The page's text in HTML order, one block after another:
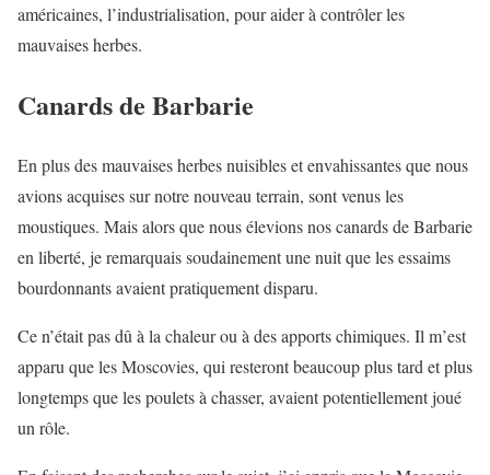
américaines, l’industrialisation, pour aider à contrôler les
mauvaises herbes.
Canards de Barbarie
En plus des mauvaises herbes nuisibles et envahissantes que nous
avions acquises sur notre nouveau terrain, sont venus les
moustiques. Mais alors que nous élevions nos canards de Barbarie
en liberté, je remarquais soudainement une nuit que les essaims
bourdonnants avaient pratiquement disparu.
Ce n’était pas dû à la chaleur ou à des apports chimiques. Il m’est
apparu que les Moscovies, qui resteront beaucoup plus tard et plus
longtemps que les poulets à chasser, avaient potentiellement joué
un rôle.